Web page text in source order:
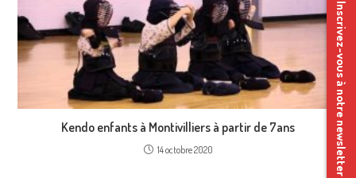
Kendo enfants à Montivilliers à partir de 7ans
14 octobre 2020 Inscrivez-vous à notre newsletter